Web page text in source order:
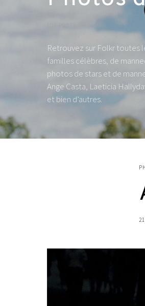
Retrouvez sur Folkr toutes
familles célèbres, de
photos de stars et de
Ange Casta, Laeticia
et bien d’autres.